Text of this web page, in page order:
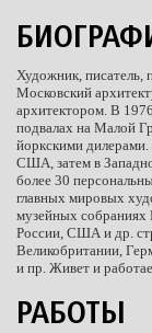
Художник, писатель,
Московский
архитектором. В
подвалах на Малой
йоркскими
США, затем в
более 30
главных мировых
музейных
России, США и др.
Великобритании,
и пр. Живет и
РАБОТЫ